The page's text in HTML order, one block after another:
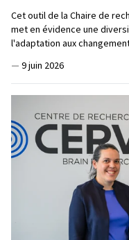
Cet outil de la Chaire de
met en évidence une
l'adaptation aux
— 9 juin 2026